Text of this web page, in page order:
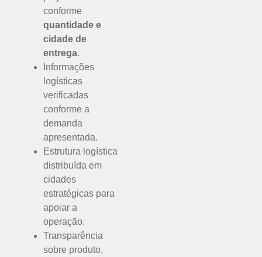
conforme
quantidade e
cidade de
entrega.
Informações
logísticas
verificadas
conforme a
demanda
apresentada.
Estrutura logística
distribuída em
cidades
estratégicas para
apoiar a
operação.
Transparência
sobre produto,